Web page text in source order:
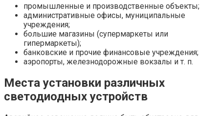
промышленные и производственные объекты;
административные офисы, муниципальные
учреждения;
большие магазины (супермаркеты или
гипермаркеты);
банковские и прочие финансовые учреждения;
аэропорты, железнодорожные вокзалы и т. п.
Места установки различных
светодиодных устройств